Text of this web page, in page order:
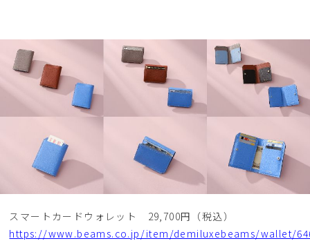
スマートカードウォレット 29,700円（税込）
https://www.beams.co.jp/item/demiluxebeams/wallet/